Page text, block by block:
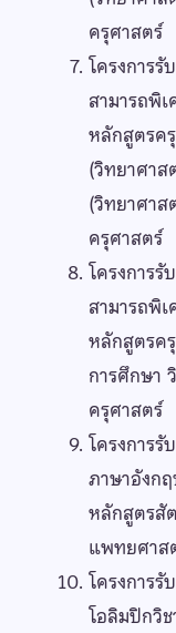
ครุศาสตร์
โครงการ
สามารถพิ
หลักสูตรค
(วิทยาศาส
(วิทยาศา
ครุศาสตร์
โครงการ
สามารถพิ
หลักสูตรค
การศึกษา
ครุศาสตร์
โครงการ
ภาษาอังก
หลักสูตร
แพทยศาส
โครงการ
โอลิมปิกวิ